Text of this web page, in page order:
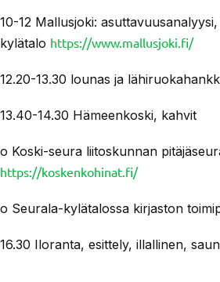
10-12 Mallusjoki:
kylätalo https://www.mallusjoki.fi/
12.20-13.30 lounas ja
13.40-14.30 Hämeenkoski, kahvit
o Koski-seura liitoskunnan
https://koskenkohinat.fi/
o Seurala-kylätalossa kirjaston
16.30 Iloranta, esittely, illallinen,